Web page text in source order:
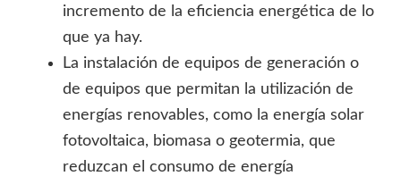
incremento de la eficiencia energética de lo
que ya hay.
La instalación de equipos de generación o
de equipos que permitan la utilización de
energías renovables, como la energía solar
fotovoltaica, biomasa o geotermia, que
reduzcan el consumo de energía